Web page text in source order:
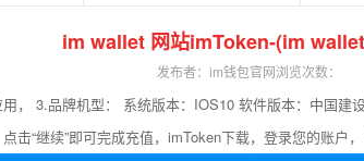
im wallet 网站imToken-(im
发布者：im钱包官网浏览次数：
， 3.品牌机型： 系统版本：IOS10 软件版本：中国
“继续”即可完成充值，imToken下载，登录您的账户，